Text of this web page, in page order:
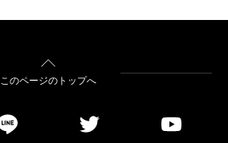
このページのトップへ